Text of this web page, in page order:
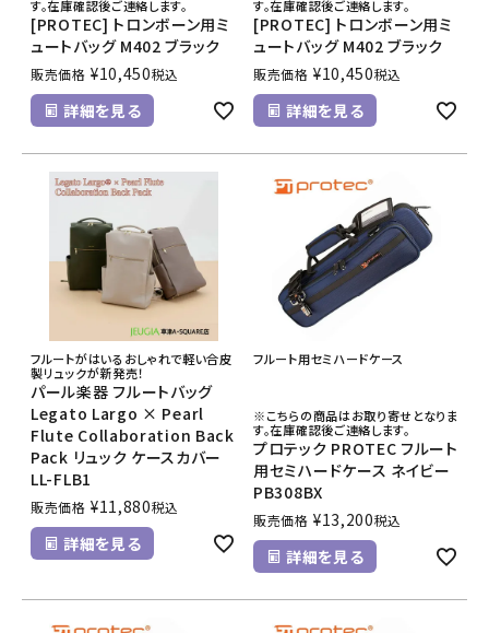
す。在庫確認後ご連絡します。
[PROTEC] トロンボーン用ミ
ュートバッグ M402 ブラック
販売価格 ¥10,450税込
詳細を見る
す。在庫確認後ご連絡します。
[PROTEC] トロンボーン用ミ
ュートバッグ M402 ブラック
販売価格 ¥10,450税込
詳細を見る
フルートがはいるおしゃれで軽い合皮
製リュックが新発売！
パール楽器 フルートバッグ
Legato Largo × Pearl
Flute Collaboration Back
Pack リュック ケースカバー
LL-FLB1
販売価格 ¥11,880税込
詳細を見る
フルート用セミハードケース
※こちらの商品はお取り寄せとなりま
す。在庫確認後ご連絡します。
プロテック PROTEC フルート
用セミハードケース ネイビー
PB308BX
販売価格 ¥13,200税込
詳細を見る